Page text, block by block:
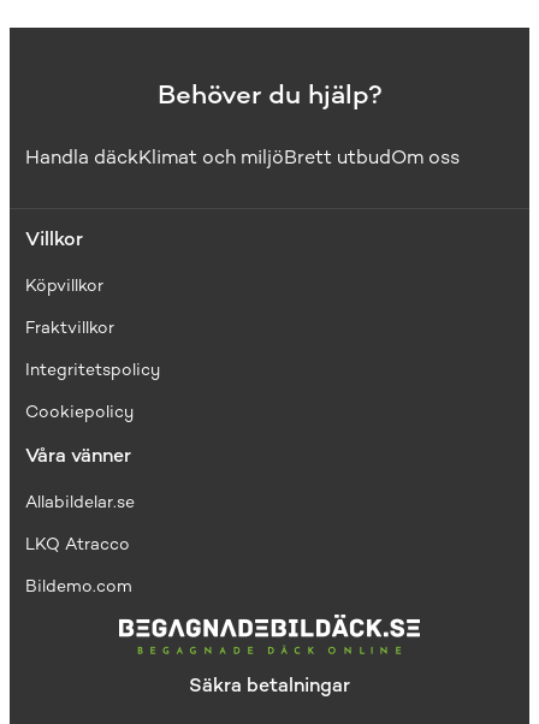
Behöver du hjälp?
Handla däckKlimat och miljöBrett utbudOm oss
Villkor
Köpvillkor
Fraktvillkor
Integritetspolicy
Cookiepolicy
Våra vänner
Allabildelar.se
LKQ Atracco
Bildemo.com
Säkra betalningar